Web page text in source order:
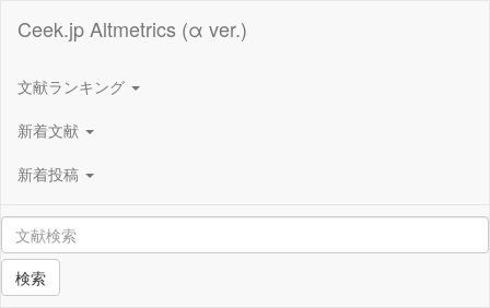
Ceek.jp Altmetrics (α ver.)
文献ランキング
新着文献
新着投稿
検索